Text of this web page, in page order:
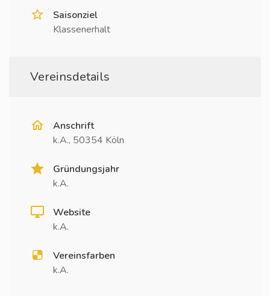
Saisonziel
Klassenerhalt
Vereinsdetails
Anschrift
k.A., 50354 Köln
Gründungsjahr
k.A.
Website
k.A.
Vereinsfarben
k.A.